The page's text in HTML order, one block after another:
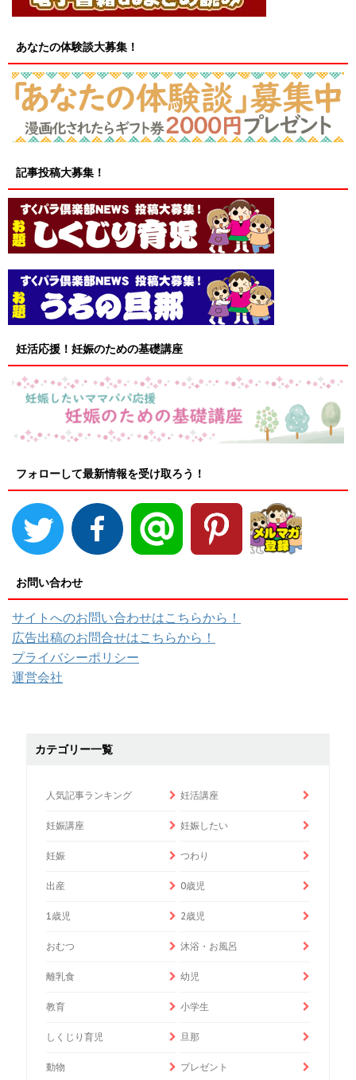
あなたの体験談大募集！
記事投稿大募集！
妊活応援！妊娠のための基礎講座
フォローして最新情報を受け取ろう！
お問い合わせ
サイトへのお問い合わせはこちらから！
広告出稿のお問合せはこちらから！
プライバシーポリシー
運営会社
カテゴリー一覧
人気記事ランキング 妊活講座
妊娠講座 妊娠したい
妊娠 つわり
出産 0歳児
1歳児 2歳児
おむつ 沐浴・お風呂
離乳食 幼児
教育 小学生
しくじり育児 旦那
動物 プレゼント